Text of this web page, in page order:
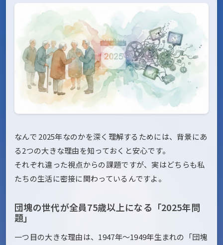
なんで 2025年なのかを深く理解するためには、背景にあ
る2つの大きな理由を知っておくと安心です。
それぞれ違った視点からの課題ですが、実はどちらも私
たちの生活に密接に関わっているんですよ。
団塊の世代が全員75歳以上になる「2025年問
題」
一つ目の大きな理由は、1947年〜1949年生まれの「団塊